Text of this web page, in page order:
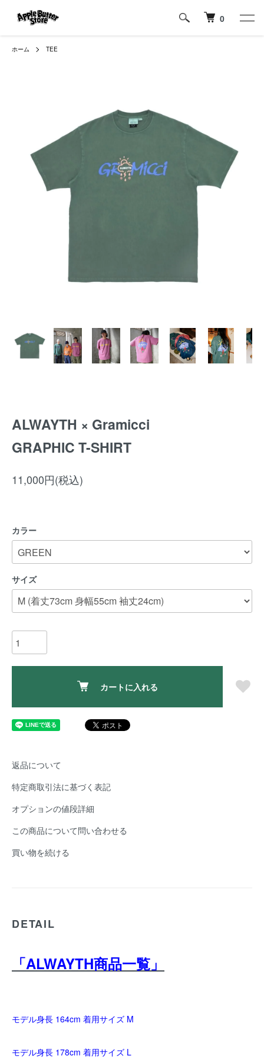
0
ホーム TEE
ALWAYTH × Gramicci
GRAPHIC T-SHIRT
11,000円(税込)
カラー
サイズ
カートに入れる
返品について
特定商取引法に基づく表記
オプションの値段詳細
この商品について問い合わせる
買い物を続ける
DETAIL
「ALWAYTH商品一覧」
モデル身長 164cm 着用サイズ M
モデル身長 178cm 着用サイズ L